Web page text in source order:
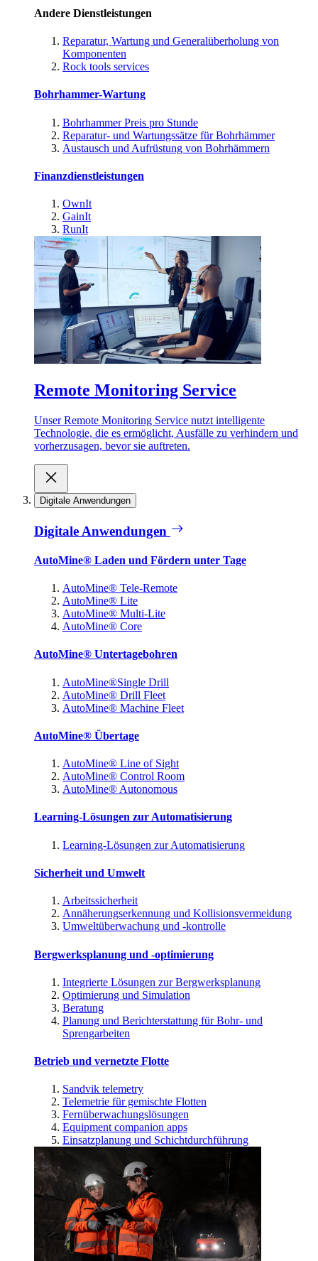
Andere Dienstleistungen
Reparatur, Wartung und Generalüberholung von
Komponenten
Rock tools services
Bohrhammer-Wartung
Bohrhammer Preis pro Stunde
Reparatur- und Wartungssätze für Bohrhämmer
Austausch und Aufrüstung von Bohrhämmern
Finanzdienstleistungen
OwnIt
GainIt
RunIt
Remote Monitoring Service
Unser Remote Monitoring Service nutzt intelligente
Technologie, die es ermöglicht, Ausfälle zu verhindern und
vorherzusagen, bevor sie auftreten.
Digitale Anwendungen
Digitale Anwendungen
AutoMine® Laden und Fördern unter Tage
AutoMine® Tele-Remote
AutoMine® Lite
AutoMine® Multi-Lite
AutoMine® Core
AutoMine® Untertagebohren
AutoMine®Single Drill
AutoMine® Drill Fleet
AutoMine® Machine Fleet
AutoMine® Übertage
AutoMine® Line of Sight
AutoMine® Control Room
AutoMine® Autonomous
Learning-Lösungen zur Automatisierung
Learning-Lösungen zur Automatisierung
Sicherheit und Umwelt
Arbeitssicherheit
Annäherungserkennung und Kollisionsvermeidung
Umweltüberwachung und -kontrolle
Bergwerksplanung und -optimierung
Integrierte Lösungen zur Bergwerksplanung
Optimierung und Simulation
Beratung
Planung und Berichterstattung für Bohr- und
Sprengarbeiten
Betrieb und vernetzte Flotte
Sandvik telemetry
Telemetrie für gemischte Flotten
Fernüberwachungslösungen
Equipment companion apps
Einsatzplanung und Schichtdurchführung